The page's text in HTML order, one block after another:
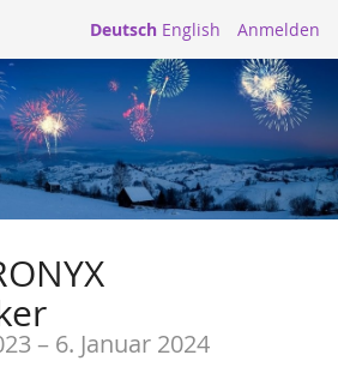
Deutsch English Anmelden
– 6. Januar 2024